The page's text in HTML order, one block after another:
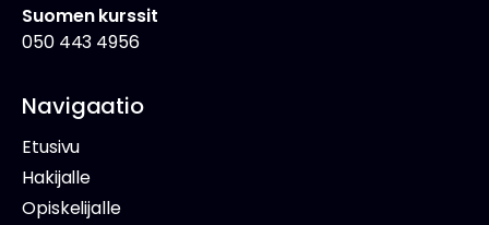
Suomen kurssit
050 443 4956
Navigaatio
Etusivu
Hakijalle
Opiskelijalle